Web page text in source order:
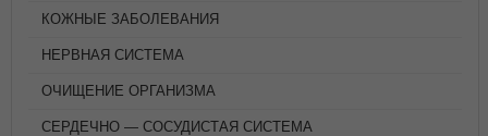
КОЖНЫЕ ЗАБОЛЕВАНИЯ
НЕРВНАЯ СИСТЕМА
ОЧИЩЕНИЕ ОРГАНИЗМА
СЕРДЕЧНО — СОСУДИСТАЯ СИСТЕМА